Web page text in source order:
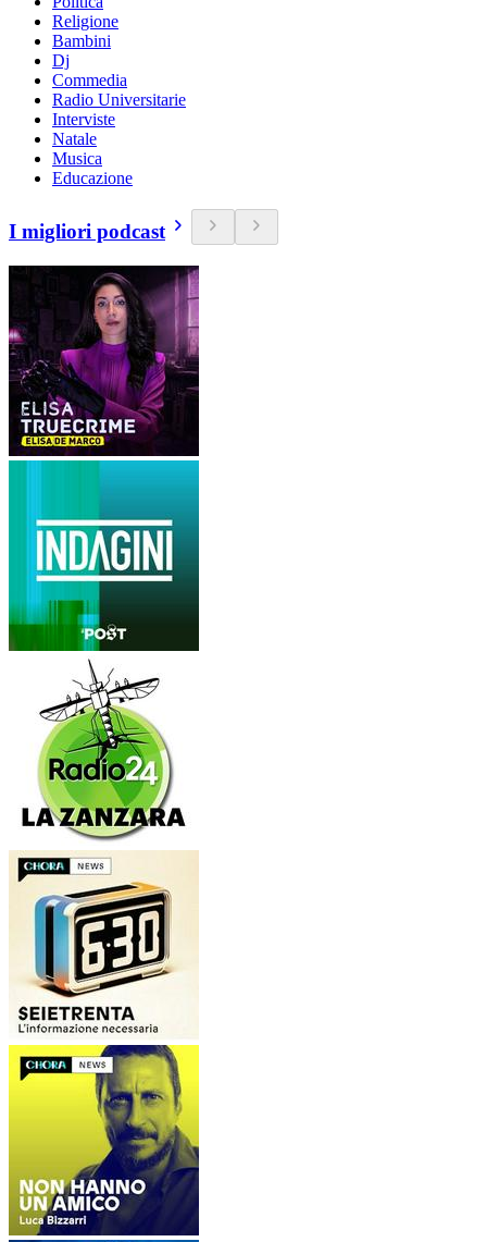
Religione
Bambini
Dj
Commedia
Radio Universitarie
Interviste
Natale
Musica
Educazione
I migliori podcast